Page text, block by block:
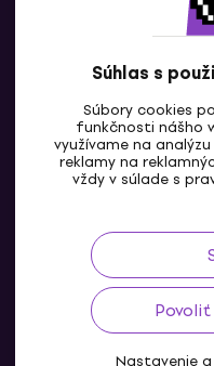
Súhlas s
Súbory cookies
funkčnosti nášho
využívame na
reklamy na
vždy v súlade s
Povoliť
Nastavenie